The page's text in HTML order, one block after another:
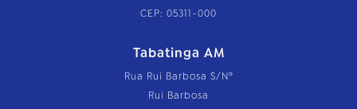
CEP: 05311-000
Tabatinga AM
Rua Rui Barbosa S/Nº
Rui Barbosa